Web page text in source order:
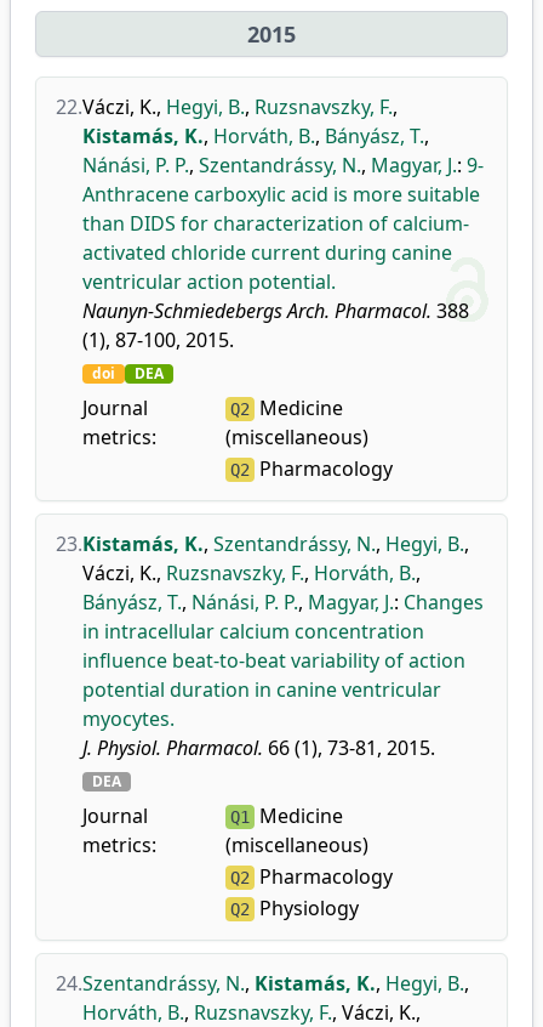
2015
22.Váczi, K., Hegyi, B., Ruzsnavszky, F.,
Kistamás, K., Horváth, B., Bányász, T.,
Nánási, P. P., Szentandrássy, N., Magyar, J.: 9-
Anthracene carboxylic acid is more suitable
than DIDS for characterization of calcium-
activated chloride current during canine
ventricular action potential.
Naunyn-Schmiedebergs Arch. Pharmacol. 388
(1), 87-100, 2015.
doi DEA
Journal
metrics:
Q2 Medicine
(miscellaneous)
Q2 Pharmacology
23.Kistamás, K., Szentandrássy, N., Hegyi, B.,
Váczi, K., Ruzsnavszky, F., Horváth, B.,
Bányász, T., Nánási, P. P., Magyar, J.: Changes
in intracellular calcium concentration
influence beat-to-beat variability of action
potential duration in canine ventricular
myocytes.
J. Physiol. Pharmacol. 66 (1), 73-81, 2015.
DEA
Journal
metrics:
Q1 Medicine
(miscellaneous)
Q2 Pharmacology
Q2 Physiology
24.Szentandrássy, N., Kistamás, K., Hegyi, B.,
Horváth, B., Ruzsnavszky, F., Váczi, K.,